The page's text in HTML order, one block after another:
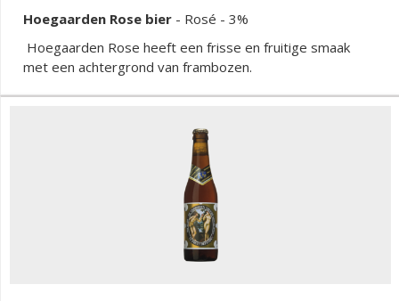
Hoegaarden Rose bier - Rosé - 3%
Hoegaarden Rose heeft een frisse en fruitige smaak
met een achtergrond van frambozen.